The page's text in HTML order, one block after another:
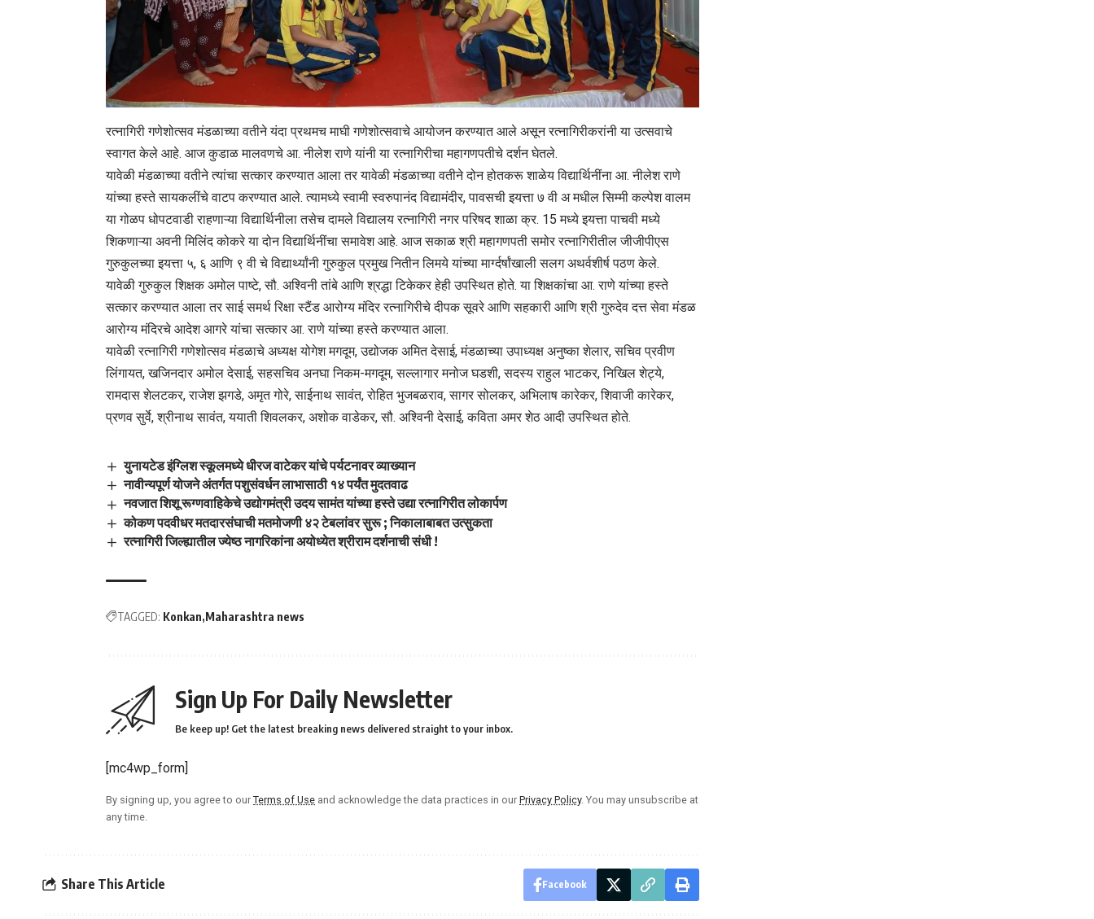
रत्नागिरी गणेशोत्सव मंडळाच्या वतीने यंदा प्रथमच माघी गणेशोत्सवाचे आयोजन करण्यात आले असून रत्नागिरीकरांनी या उत्सवाचे
स्वागत केले आहे. आज कुडाळ मालवणचे आ. नीलेश राणे यांनी या रत्नागिरीचा महागणपतीचे दर्शन घेतले.
यावेळी मंडळाच्या वतीने त्यांचा सत्कार करण्यात आला तर यावेळी मंडळाच्या वतीने दोन होतकरू शाळेय विद्यार्थिनींना आ. नीलेश राणे
यांच्या हस्ते सायकलींचे वाटप करण्यात आले. त्यामध्ये स्वामी स्वरुपानंद विद्यामंदीर, पावसची इयत्ता ७ वी अ मधील सिम्मी कल्पेश वालम
या गोळप धोपटवाडी राहणाऱ्या विद्यार्थिनीला तसेच दामले विद्यालय रत्नागिरी नगर परिषद शाळा क्र. 15 मध्ये इयत्ता पाचवी मध्ये
शिकणाऱ्या अवनी मिलिंद कोकरे या दोन विद्यार्थिनींचा समावेश आहे. आज सकाळ श्री महागणपती समोर रत्नागिरीतील जीजीपीएस
गुरुकुलच्या इयत्ता ५, ६ आणि ९ वी चे विद्यार्थ्यांनी गुरुकुल प्रमुख नितीन लिमये यांच्या मार्ग्दर्षांखाली सलग अथर्वशीर्ष पठण केले.
यावेळी गुरुकुल शिक्षक अमोल पाष्टे, सौ. अश्विनी तांबे आणि श्रद्धा टिकेकर हेही उपस्थित होते. या शिक्षकांचा आ. राणे यांच्या हस्ते
सत्कार करण्यात आला तर साई समर्थ रिक्षा स्टैंड आरोग्य मंदिर रत्नागिरीचे दीपक सूवरे आणि सहकारी आणि श्री गुरुदेव दत्त सेवा मंडळ
आरोग्य मंदिरचे आदेश आगरे यांचा सत्कार आ. राणे यांच्या हस्ते करण्यात आला.
यावेळी रत्नागिरी गणेशोत्सव मंडळाचे अध्यक्ष योगेश मगदूम, उद्योजक अमित देसाई, मंडळाच्या उपाध्यक्ष अनुष्का शेलार, सचिव प्रवीण
लिंगायत, खजिनदार अमोल देसाई, सहसचिव अनघा निकम-मगदूम, सल्लागार मनोज घडशी, सदस्य राहुल भाटकर, निखिल शेट्ये,
रामदास शेलटकर, राजेश झगडे, अमृत गोरे, साईनाथ सावंत, रोहित भुजबळराव, सागर सोलकर, अभिलाष कारेकर, शिवाजी कारेकर,
प्रणव सुर्वे, श्रीनाथ सावंत, ययाती शिवलकर, अशोक वाडेकर, सौ. अश्विनी देसाई, कविता अमर शेठ आदी उपस्थित होते.
युनायटेड इंग्लिश स्कूलमध्ये धीरज वाटेकर यांचे पर्यटनावर व्याख्यान
नावीन्यपूर्ण योजने अंतर्गत पशुसंवर्धन लाभासाठी १४ पर्यंत मुदतवाढ
नवजात शिशू रूग्णवाहिकेचे उद्योगमंत्री उदय सामंत यांच्या हस्ते उद्या रत्नागिरीत लोकार्पण
कोकण पदवीधर मतदारसंघाची मतमोजणी ४२ टेबलांवर सुरू ; निकालाबाबत उत्सुकता
रत्नागिरी जिल्ह्यातील ज्येष्ठ नागरिकांना अयोध्येत श्रीराम दर्शनाची संधी !
TAGGED: Konkan Maharashtra news
Sign Up For Daily Newsletter
Be keep up! Get the latest breaking news delivered straight to your inbox.
[mc4wp_form]
By signing up, you agree to our Terms of Use and acknowledge the data practices in our Privacy Policy. You may unsubscribe at
any time.
Share This Article Facebook